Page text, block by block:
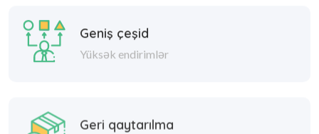
Geniş çeşid
Yüksək endirimlər
Geri qaytarılma